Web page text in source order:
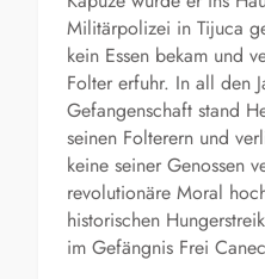
Militärpolizei in Tijuca
kein Essen bekam und
Folter erfuhr. In all den
Gefangenschaft stand
seinen Folterern und
keine seiner Genossen
revolutionäre Moral
historischen
im Gefängnis Frei